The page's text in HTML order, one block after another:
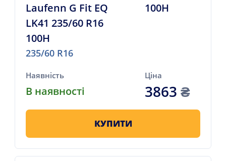
Laufenn G Fit EQ
LK41 235/60 R16
100H
235/60 R16
100H
Наявність
В наявності
Ціна
3863₴
КУПИТИ